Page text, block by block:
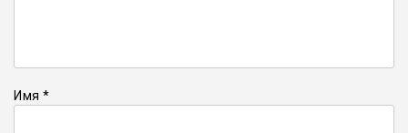
Имя *